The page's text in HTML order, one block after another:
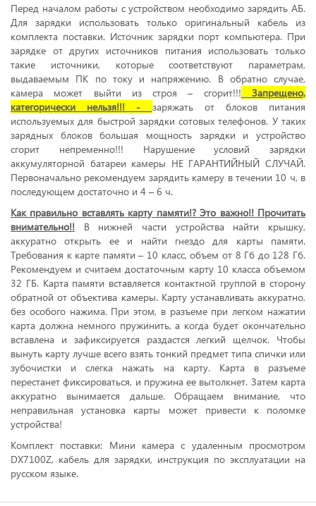
Перед началом работы с устройством необходимо зарядить АБ.
Для зарядки использовать только оригинальный кабель из
комплекта поставки. Источник зарядки порт компьютера. При
зарядке от других источников питания использовать только
такие источники, которые соответствуют параметрам,
выдаваемым ПК по току и напряжению. В обратно случае,
камера может выйти из строя – сгорит!!! Запрещено,
категорически нельзя!!! - заряжать от блоков питания
используемых для быстрой зарядки сотовых телефонов. У таких
зарядных блоков большая мощность зарядки и устройство
сгорит непременно!!! Нарушение условий зарядки
аккумуляторной батареи камеры НЕ ГАРАНТИЙНЫЙ СЛУЧАЙ.
Первоначально рекомендуем зарядить камеру в течении 10 ч, в
последующем достаточно и 4 – 6 ч.
Как правильно вставлять карту памяти!? Это важно!! Прочитать
внимательно!! В нижней части устройства найти крышку,
аккуратно открыть ее и найти гнездо для карты памяти.
Требования к карте памяти – 10 класс, объем от 8 Гб до 128 Гб.
Рекомендуем и считаем достаточным карту 10 класса объемом
32 ГБ. Карта памяти вставляется контактной группой в сторону
обратной от объектива камеры. Карту устанавливать аккуратно,
без особого нажима. При этом, в разъеме при легком нажатии
карта должна немного пружинить, а когда будет окончательно
вставлена и зафиксируется раздастся легкий щелчок. Чтобы
вынуть карту лучше всего взять тонкий предмет типа спички или
зубочистки и слегка нажать на карту. Карта в разъеме
перестанет фиксироваться, и пружина ее вытолкнет. Затем карта
аккуратно вынимается дальше. Обращаем внимание, что
неправильная установка карты может привести к поломке
устройства!
Комплект поставки: Мини камера с удаленным просмотром
DX7100Z, кабель для зарядки, инструкция по эксплуатации на
русском языке.